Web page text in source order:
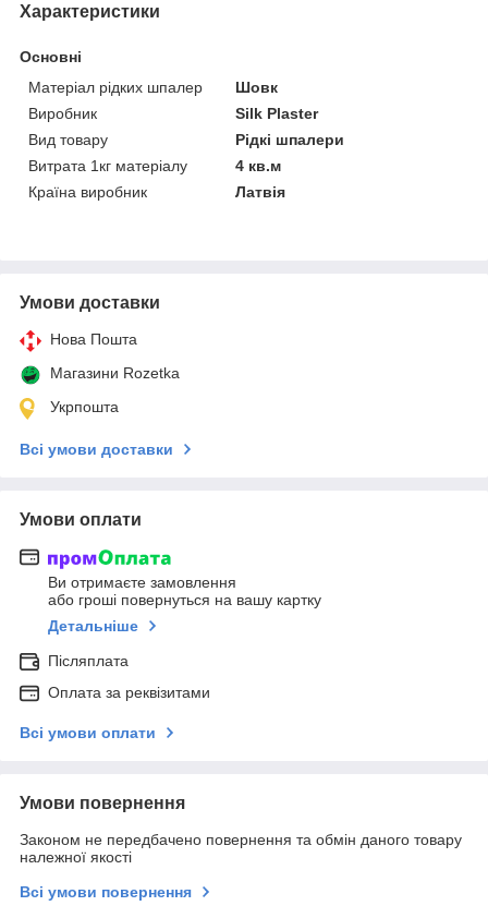
Характеристики
Основні
Матеріал рідких шпалер
Шовк
Виробник
Silk Plaster
Вид товару
Рідкі шпалери
Витрата 1кг матеріалу
4 кв.м
Країна виробник
Латвія
Умови доставки
Нова Пошта
Магазини Rozetka
Укрпошта
Всі умови доставки
Умови оплати
Ви отримаєте замовлення
або гроші повернуться на вашу картку
Детальніше
Післяплата
Оплата за реквізитами
Всі умови оплати
Умови повернення
Законом не передбачено повернення та обмін даного товару
належної якості
Всі умови повернення